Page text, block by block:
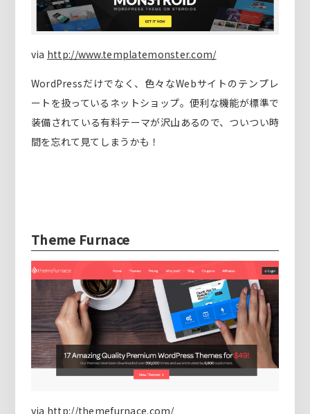
via http://www.templatemonster.com/
WordPressだけでなく、色々なWebサイトのテンプレ
ートを扱っているネットショップ。便利な機能が標準で
装備されている有料テーマが沢山あるので、ついつい時
間を忘れて見てしまうかも！
Theme Furnace
via http://themefurnace.com/